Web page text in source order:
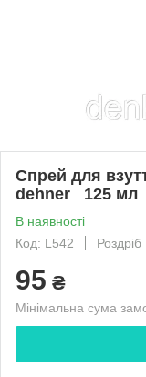
Спрей для
dehner 125 мл
В наявності
Код: L542
Роздріб
95 ₴
Мінімальна сума